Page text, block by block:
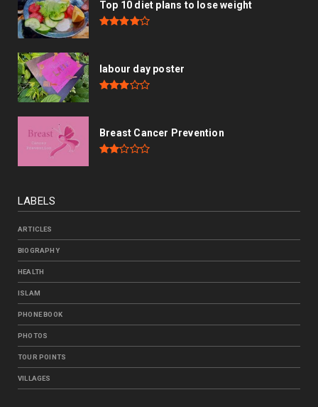
Top 10 diet plans to lose weight
labour day poster
Breast Cancer Prevention
LABELS
ARTICLES
BIOGRAPHY
HEALTH
ISLAM
PHONE BOOK
PHOTOS
TOUR POINTS
VILLAGES